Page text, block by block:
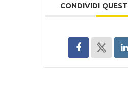
CONDIVIDI